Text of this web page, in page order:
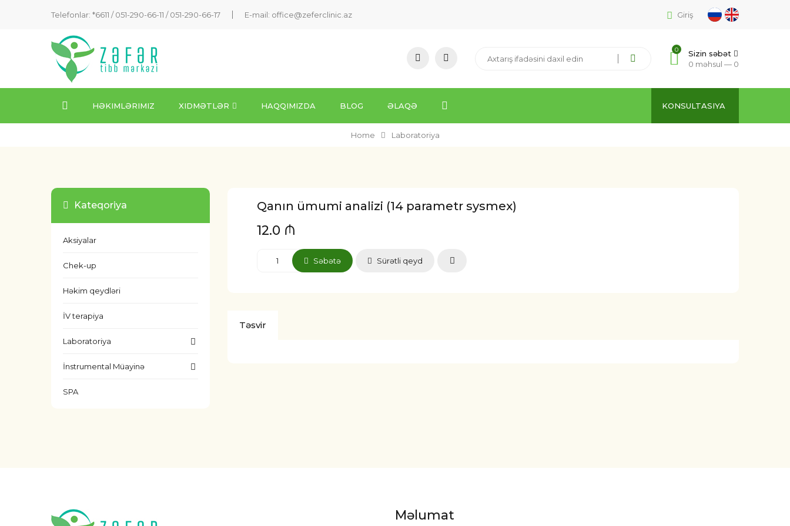
Telefonlar: *6611 /051-290-66-11 /051-290-66-17 E-mail: office@zeferclinic.az Giriş
0
Sizin səbət
0 məhsul — 0
HƏKIMLƏRIMIZ XIDMƏTLƏR HAQQIMIZDA BLOG ƏLAQƏ KONSULTASIYA
Home Laboratoriya
Qanın ümumi analizi (14 parametr sysmex)
12.0 ₼
Səbətə Sürətli qeyd
Təsvir
Kateqoriya
Aksiyalar
Chek-up
Həkim qeydləri
İV terapiya
Laboratoriya
İnstrumental Müayinə
SPA
Məlumat